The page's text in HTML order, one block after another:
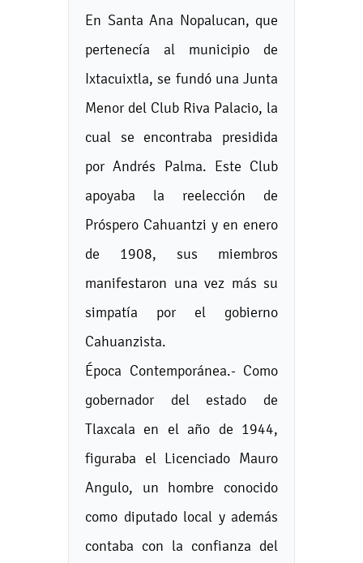
En Santa Ana Nopalucan, que
pertenecía al municipio de
Ixtacuixtla, se fundó una Junta
Menor del Club Riva Palacio, la
cual se encontraba presidida
por Andrés Palma. Este Club
apoyaba la reelección de
Próspero Cahuantzi y en enero
de 1908, sus miembros
manifestaron una vez más su
simpatía por el gobierno
Cahuanzista.
Época Contemporánea.- Como
gobernador del estado de
Tlaxcala en el año de 1944,
figuraba el Licenciado Mauro
Angulo, un hombre conocido
como diputado local y además
contaba con la confianza del